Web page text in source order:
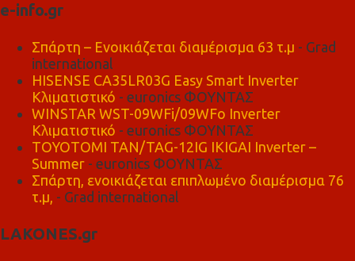
e-info.gr
Σπάρτη – Ενοικιάζεται διαμέρισμα 63 τ.μ - Grad
international
HISENSE CA35LR03G Easy Smart Inverter
Κλιματιστικό - euronics ΦΟΥΝΤΑΣ
WINSTAR WST-09WFi/09WFo Inverter
Κλιματιστικό - euronics ΦΟΥΝΤΑΣ
TOYOTOMI TAN/TAG-12IG IKIGAI Inverter –
Summer - euronics ΦΟΥΝΤΑΣ
Σπάρτη, ενοικιάζεται επιπλωμένο διαμέρισμα 76
τ.μ, - Grad international
LAKONES.gr